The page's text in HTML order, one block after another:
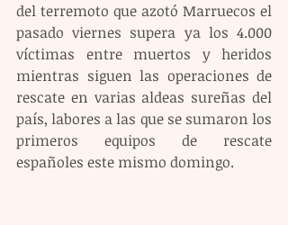
del terremoto que azotó Marruecos el
pasado viernes supera ya los 4.000
víctimas entre muertos y heridos
mientras siguen las operaciones de
rescate en varias aldeas sureñas del
país, labores a las que se sumaron los
primeros equipos de rescate
españoles este mismo domingo.